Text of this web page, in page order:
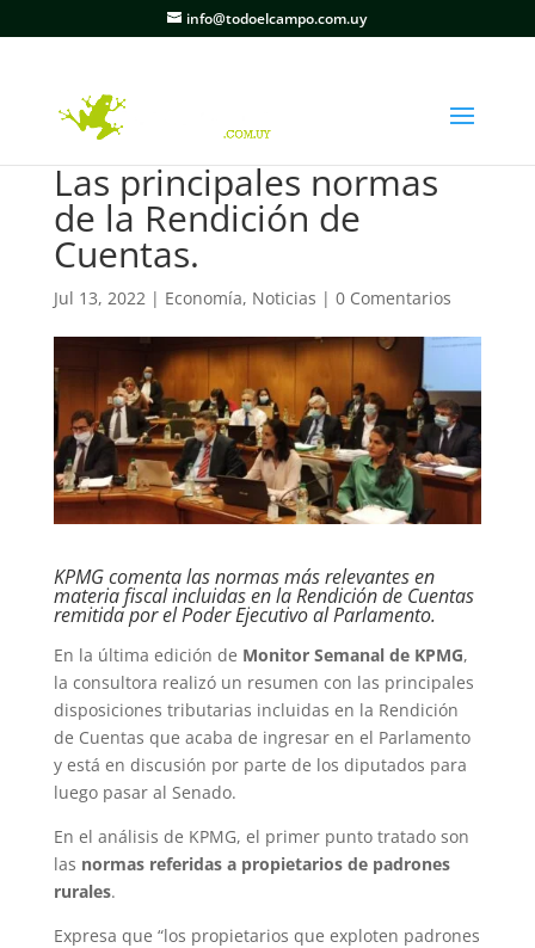
info@todoelcampo.com.uy
Las principales normas
de la Rendición de
Cuentas.
Jul 13, 2022| Economía, Noticias | 0 Comentarios
KPMG comenta las normas más relevantes en
materia fiscal incluidas en la Rendición de Cuentas
remitida por el Poder Ejecutivo al Parlamento.
En la última edición de Monitor Semanal de KPMG,
la consultora realizó un resumen con las principales
disposiciones tributarias incluidas en la Rendición
de Cuentas que acaba de ingresar en el Parlamento
y está en discusión por parte de los diputados para
luego pasar al Senado.
En el análisis de KPMG, el primer punto tratado son
las normas referidas a propietarios de padrones
rurales.
Expresa que “los propietarios que exploten padrones